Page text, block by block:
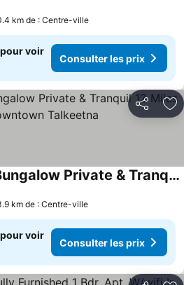
km de : Centre-ville
voir
Consulter les prix
Partager
Waterfront Cabin Bungalow Private & Tranquil 13 Miles From Downtown Talkeetna
km de : Centre-ville
voir
Consulter les prix